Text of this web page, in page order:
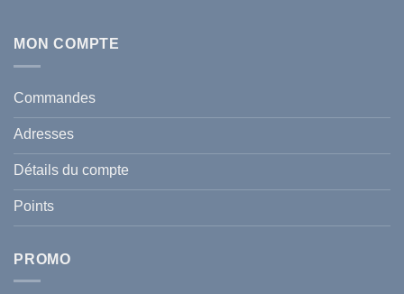
comment
et
celle
de
votre
famille
durant
l’été
2026
?
Écran
Tunisie
Guide
Traiter
Prévenir
MON COMPTE
Commandes
Adresses
Détails du compte
Points
PROMO